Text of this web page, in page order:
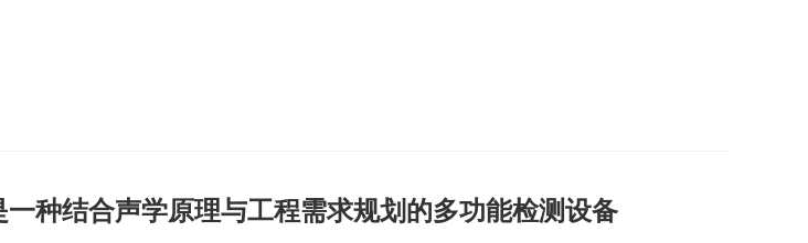
种结合声学原理与工程需求规划的多功能检测设备